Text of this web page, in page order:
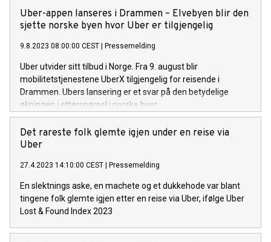
Uber-appen lanseres i Drammen – Elvebyen blir den
sjette norske byen hvor Uber er tilgjengelig
9.8.2023 08:00:00 CEST | Pressemelding
Uber utvider sitt tilbud i Norge. Fra 9. august blir
mobilitetstjenestene UberX tilgjengelig for reisende i
Drammen. Ubers lansering er et svar på den betydelige
økningen i etterspørsel i norske byer.
Det rareste folk glemte igjen under en reise via
Uber
27.4.2023 14:10:00 CEST | Pressemelding
En slektnings aske, en machete og et dukkehode var blant
tingene folk glemte igjen etter en reise via Uber, ifølge Uber
Lost & Found Index 2023